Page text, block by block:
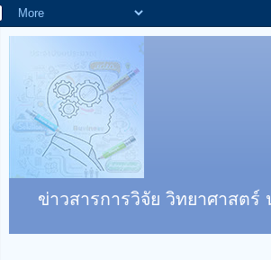
ข่าวสารการวิจัย วิทยาศาสต